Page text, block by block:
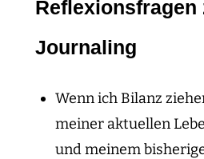
Reflexionsfragen
Journaling
Wenn ich Bilanz
meiner aktuellen
und meinem